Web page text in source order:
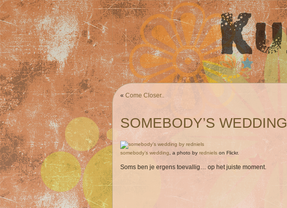
« Come Closer..
SOMEBODY’S WEDDING
somebody’s wedding , a photo by redniels on Flickr.
Soms ben je ergens toevallig… op het juiste moment.